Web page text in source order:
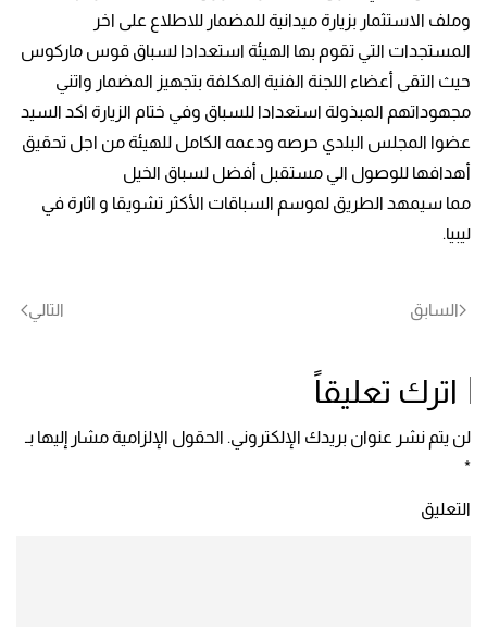
وملف الاستثمار بزيارة ميدانية للمضمار للاطلاع على اخر
المستجدات التي تقوم بها الهيئة استعدادا لسباق قوس ماركوس
حيث التقى أعضاء اللجنة الفنية المكلفة بتجهيز المضمار واتني
مجهوداتهم المبذولة استعدادا للسباق وفي ختام الزيارة اكد السيد
عضوا المجلس البلدي حرصه ودعمه الكامل للهيئة من اجل تحقيق
أهدافها للوصول الي مستقبل أفضل لسباق الخيل
مما سيمهد الطريق لموسم السباقات الأكثر تشويقا و اثارة في
ليبيا.
السابق التالي
اترك تعليقاً
لن يتم نشر عنوان بريدك الإلكتروني. الحقول الإلزامية مشار إليها بـ
*
التعليق